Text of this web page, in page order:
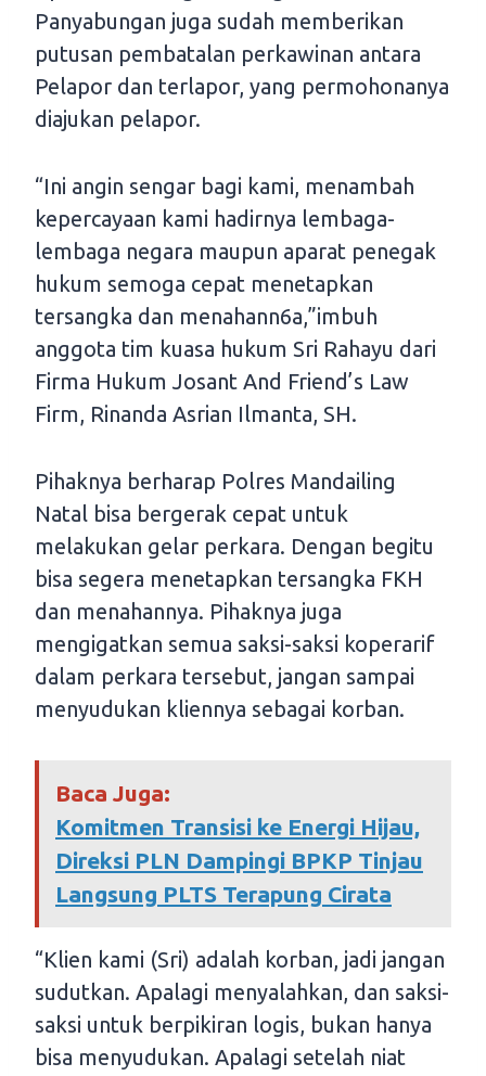
Panyabungan juga sudah memberikan
putusan pembatalan perkawinan antara
Pelapor dan terlapor, yang permohonanya
diajukan pelapor.
“Ini angin sengar bagi kami, menambah
kepercayaan kami hadirnya lembaga-
lembaga negara maupun aparat penegak
hukum semoga cepat menetapkan
tersangka dan menahann6a,”imbuh
anggota tim kuasa hukum Sri Rahayu dari
Firma Hukum Josant And Friend’s Law
Firm, Rinanda Asrian Ilmanta, SH.
Pihaknya berharap Polres Mandailing
Natal bisa bergerak cepat untuk
melakukan gelar perkara. Dengan begitu
bisa segera menetapkan tersangka FKH
dan menahannya. Pihaknya juga
mengigatkan semua saksi-saksi koperarif
dalam perkara tersebut, jangan sampai
menyudukan kliennya sebagai korban.
Baca Juga:
Komitmen Transisi ke Energi Hijau,
Direksi PLN Dampingi BPKP Tinjau
Langsung PLTS Terapung Cirata
“Klien kami (Sri) adalah korban, jadi jangan
sudutkan. Apalagi menyalahkan, dan saksi-
saksi untuk berpikiran logis, bukan hanya
bisa menyudukan. Apalagi setelah niat